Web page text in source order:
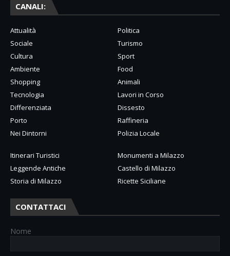
CANALI:
Attualità
Politica
Sociale
Turismo
Cultura
Sport
Ambiente
Food
Shopping
Animali
Tecnologia
Lavori in Corso
Differenziata
Dissesto
Porto
Raffineria
Nei Dintorni
Polizia Locale
Itinerari Turistici
Monumenti a Milazzo
Leggende Antiche
Castello di Milazzo
Storia di Milazzo
Ricette Siciliane
CONTATTACI
Nome